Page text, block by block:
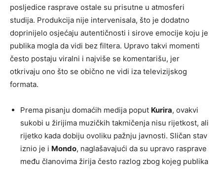
posljedice rasprave ostale su prisutne u atmosferi
studija. Produkcija nije intervenisala, što je dodatno
doprinijelo osjećaju autentičnosti i sirove emocije koju je
publika mogla da vidi bez filtera. Upravo takvi momenti
često postaju viralni i najviše se komentarišu, jer
otkrivaju ono što se obično ne vidi iza televizijskog
formata.
Prema pisanju domaćih medija poput Kurira, ovakvi
sukobi u žirijima muzičkih takmičenja nisu rijetkost, ali
rijetko kada dobiju ovoliku pažnju javnosti. Sličan stav
iznio je i Mondo, naglašavajući da su upravo rasprave
među članovima žirija često razlog zbog kojeg publika